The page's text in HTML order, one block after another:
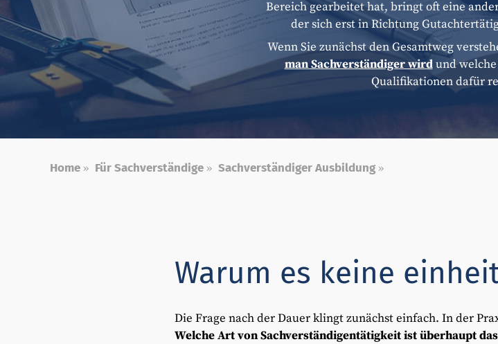
Bereich gearbeitet hat, bringt oft eine
der sich erst in Richtung
Wenn Sie zunächst den Gesamtweg
man Sachverständiger wirdund welche
Qualifikationen dafür
Home» Für Sachverständige» Sachverständiger Ausbildung»
Warum es keine
Die Frage nach der Dauer klingt zunächst einfach. In der
Welche Art von Sachverständigentätigkeit ist überhaupt